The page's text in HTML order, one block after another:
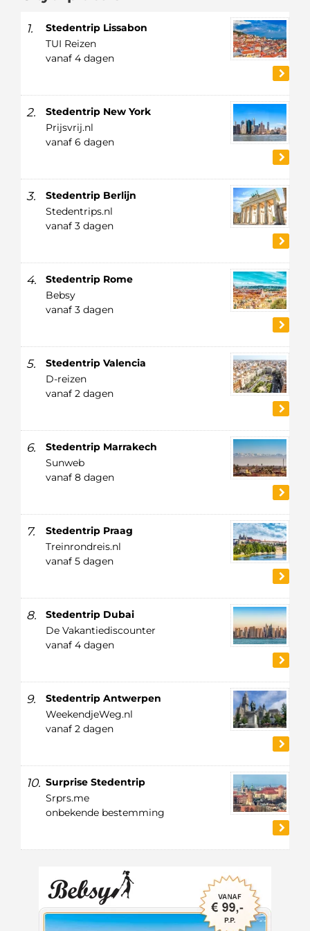
1.
Stedentrip Lissabon
TUI Reizen
vanaf 4 dagen
2.
Stedentrip New York
Prijsvrij.nl
vanaf 6 dagen
3.
Stedentrip Berlijn
Stedentrips.nl
vanaf 3 dagen
4.
Stedentrip Rome
Bebsy
vanaf 3 dagen
5.
Stedentrip Valencia
D-reizen
vanaf 2 dagen
6.
Stedentrip Marrakech
Sunweb
vanaf 8 dagen
7.
Stedentrip Praag
Treinrondreis.nl
vanaf 5 dagen
8.
Stedentrip Dubai
De Vakantiediscounter
vanaf 4 dagen
9.
Stedentrip Antwerpen
WeekendjeWeg.nl
vanaf 2 dagen
10. Surprise Stedentrip
Srprs.me
onbekende bestemming